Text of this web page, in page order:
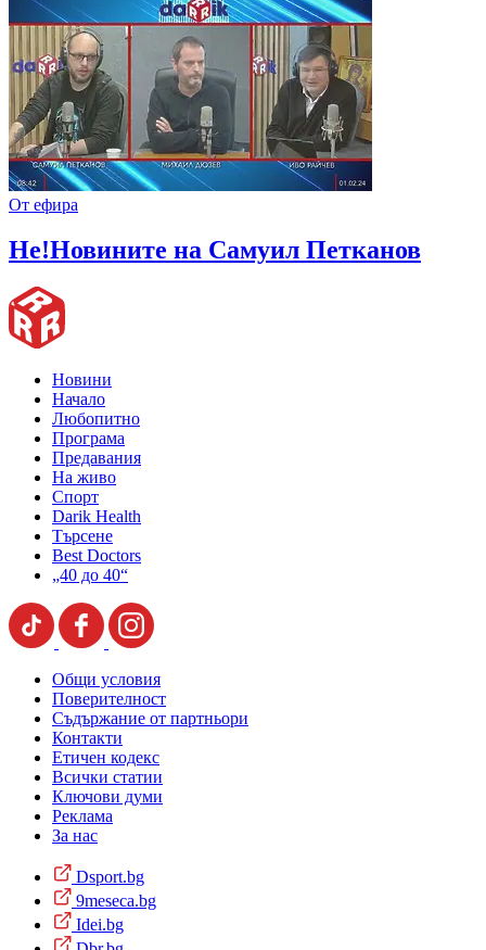
От ефира
Не!Новините на Самуил Петканов
Новини
Начало
Любопитно
Програма
Предавания
На живо
Спорт
Darik Health
Търсене
Best Doctors
„40 до 40“
Общи условия
Поверителност
Съдържание от партньори
Контакти
Етичен кодекс
Всички статии
Ключови думи
Реклама
За нас
Dsport.bg
9meseca.bg
Idei.bg